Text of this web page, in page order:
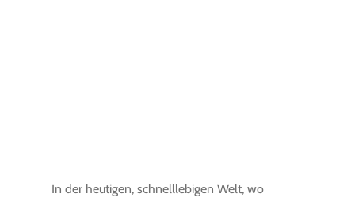
In der heutigen, schnelllebigen Welt, wo